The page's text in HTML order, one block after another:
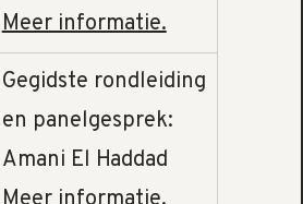
Meer informatie.
Gegidste rondleiding
en panelgesprek:
Amani El Haddad